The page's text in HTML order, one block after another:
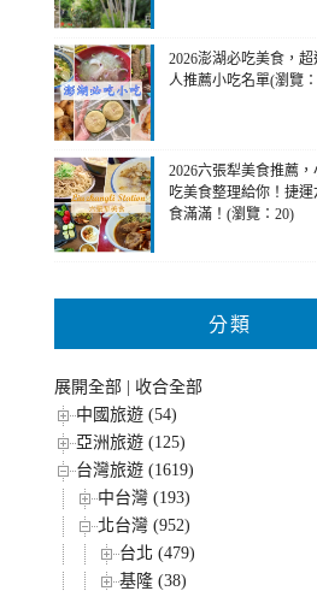
2026澎湖必吃美食，
人推薦小吃名單(瀏覽
2026六張犁美食推薦
吃美食整理給你！捷
食滿滿！(瀏覽：20)
分類
展開全部
收合全部
中國旅遊 (54)
亞洲旅遊 (125)
台灣旅遊 (1619)
中台灣 (193)
北台灣 (952)
台北 (479)
基隆 (38)